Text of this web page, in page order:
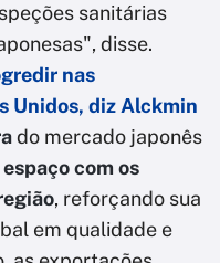
sanitárias
disse.
nas
Unidos, diz Alckmin
do mercado japonês
com os
, reforçando sua
em qualidade e